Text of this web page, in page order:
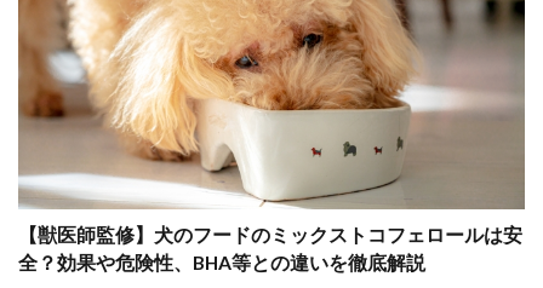
噛みつき事故
噛み癖
噛む
回復ごはん
回数 困りごと
在宅避難
地熱
垂れ耳
基本トレーニング
基準量 基礎代謝
基礎疾患
報酬
報酬トレーニング
報酬ベース
声
変化 変形性脊椎症
夏バテ
夏休み 夏日 夏服
【獣医師監修】犬のフードのミックストコフェロールは安
全？効果や危険性、BHA等との違いを徹底解説